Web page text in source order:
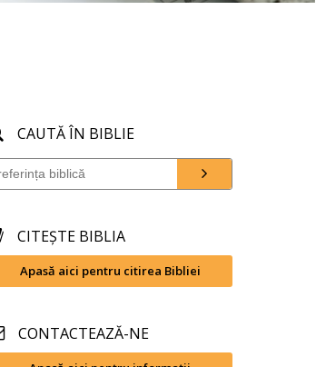
CAUTĂ ÎN BIBLIE
CITEȘTE BIBLIA
Apasă aici pentru citirea Bibliei
CONTACTEAZĂ-NE